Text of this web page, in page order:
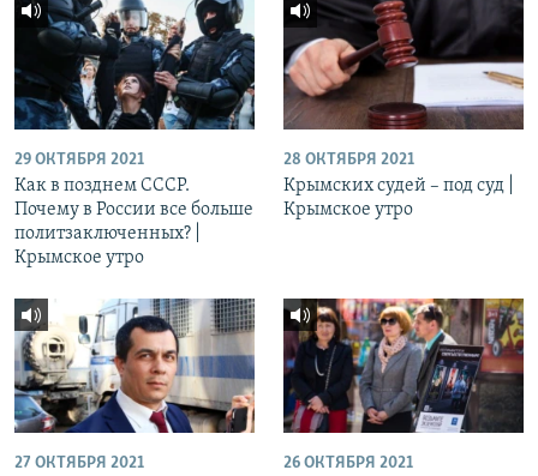
29 ОКТЯБРЯ 2021
Как в позднем СССР.
Почему в России все больше
политзаключенных? |
Крымское утро
28 ОКТЯБРЯ 2021
Крымских судей – под суд |
Крымское утро
27 ОКТЯБРЯ 2021 26 ОКТЯБРЯ 2021